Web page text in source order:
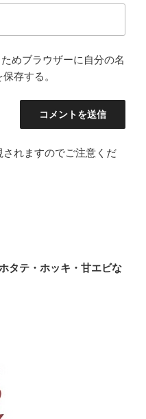
めブラウザーに自分の名
存する。
れますのでご注意くだ
タテ・ホッキ・甘エビな